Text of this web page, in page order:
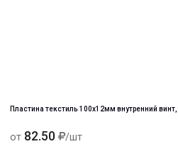
Пластина текстиль 100х12мм внутренний
от 82.50 /шт